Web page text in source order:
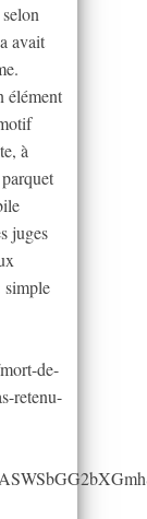
avait
élément
à
juges
simple
de-
retenu-